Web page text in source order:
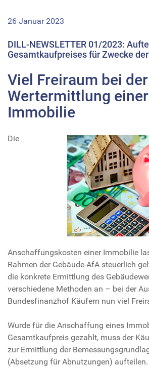
26 Januar 2023
DILL-NEWSLETTER 01/2023:
Gesamtkaufpreises für Zwecke
Viel Freiraum bei der
Wertermittlung einer
Immobilie
Die
Anschaffungskosten einer Immobilie
Rahmen der Gebäude-AfA steuerlich
die konkrete Ermittlung des
verschiedene Methoden an – bei der
Bundesfinanzhof Käufern nun viel
Wurde für die Anschaffung eines
Gesamtkaufpreis gezahlt, muss der
zur Ermittlung der
(Absetzung für Abnutzungen) aufteilen.